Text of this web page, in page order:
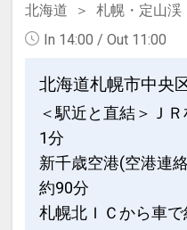
北海道 札幌・定山渓
In 14:00 / Out 11:00
北海道札幌市中央
＜駅近と直結＞Ｊ
1分
新千歳空港(空港連
約90分
札幌北ＩＣから車で